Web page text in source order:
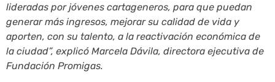
lideradas por jóvenes cartageneros, para que puedan
generar más ingresos, mejorar su calidad de vida y
aporten, con su talento, a la reactivación económica de
la ciudad”, explicó Marcela Dávila, directora ejecutiva de
Fundación Promigas.